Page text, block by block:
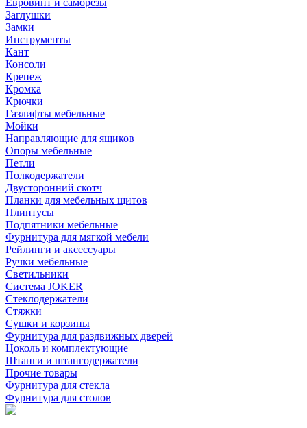
Евровинт и саморезы
Заглушки
Замки
Инструменты
Кант
Консоли
Крепеж
Кромка
Крючки
Газлифты мебельные
Мойки
Направляющие для ящиков
Опоры мебельные
Петли
Полкодержатели
Двусторонний скотч
Планки для мебельных щитов
Плинтусы
Подпятники мебельные
Фурнитура для мягкой мебели
Рейлинги и аксессуары
Ручки мебельные
Светильники
Система JOKER
Стеклодержатели
Стяжки
Сушки и корзины
Фурнитура для раздвижных дверей
Цоколь и комплектующие
Штанги и штангодержатели
Прочие товары
Фурнитура для стекла
Фурнитура для столов